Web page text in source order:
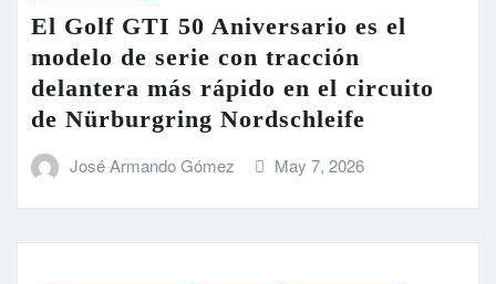
El Golf GTI 50 Aniversario es el
modelo de serie con tracción
delantera más rápido en el circuito
de Nürburgring Nordschleife
José Armando Gómez May 7, 2026